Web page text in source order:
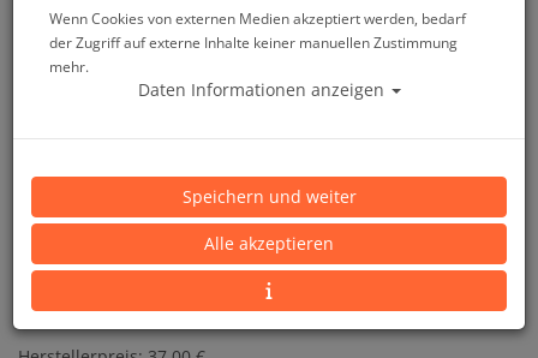
Sealife Universal Flash Link Optical Cable Adapter
- universeller Lichtleiteranschluss #
Artikelnr.: sea-835992000
Wenn Cookies von externen Medien akzeptiert werden, bedarf
der Zugriff auf externe Inhalte keiner manuellen Zustimmung
mehr.
Daten Informationen anzeigen
Speichern und weiter
Alle akzeptieren